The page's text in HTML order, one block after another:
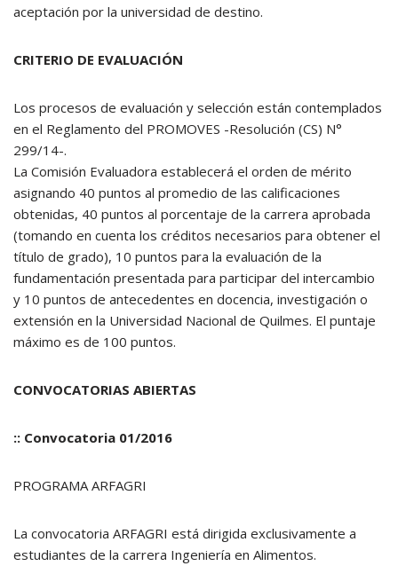
aceptación por la universidad de destino.
CRITERIO DE EVALUACIÓN
Los procesos de evaluación y selección están contemplados
en el Reglamento del PROMOVES -Resolución (CS) N°
299/14-.
La Comisión Evaluadora establecerá el orden de mérito
asignando 40 puntos al promedio de las calificaciones
obtenidas, 40 puntos al porcentaje de la carrera aprobada
(tomando en cuenta los créditos necesarios para obtener el
título de grado), 10 puntos para la evaluación de la
fundamentación presentada para participar del intercambio
y 10 puntos de antecedentes en docencia, investigación o
extensión en la Universidad Nacional de Quilmes. El puntaje
máximo es de 100 puntos.
CONVOCATORIAS ABIERTAS
:: Convocatoria 01/2016
PROGRAMA ARFAGRI
La convocatoria ARFAGRI está dirigida exclusivamente a
estudiantes de la carrera Ingeniería en Alimentos.